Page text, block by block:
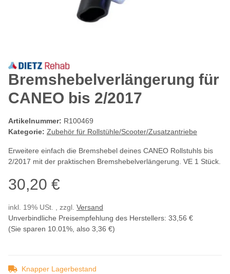
Bremshebelverlängerung für
CANEO bis 2/2017
Artikelnummer: R100469
Kategorie: Zubehör für Rollstühle/Scooter/Zusatzantriebe
Erweitere einfach die Bremshebel deines CANEO Rollstuhls bis
2/2017 mit der praktischen Bremshebelverlängerung. VE 1 Stück.
30,20 €
inkl. 19% USt. , zzgl. Versand
Unverbindliche Preisempfehlung des Herstellers: 33,56 €
(Sie sparen 10.01% , also 3,36 €)
Knapper Lagerbestand